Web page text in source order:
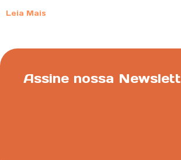
Leia Mais
Assine nossa